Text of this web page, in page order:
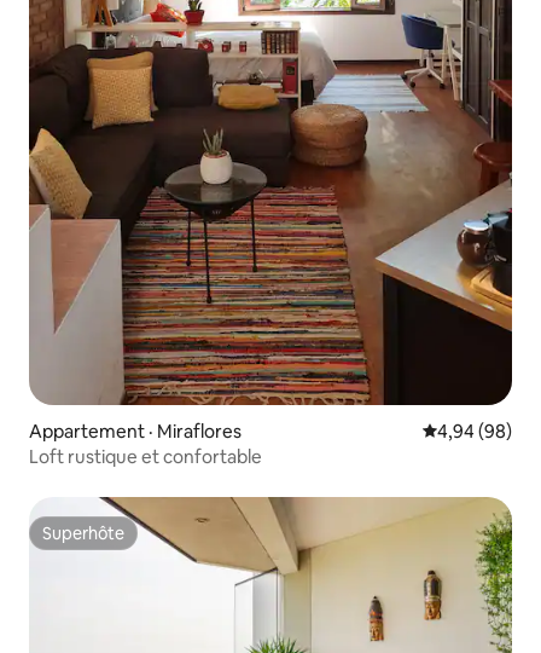
Appartement · Miraflores Note
4,94 (98)
Loft rustique et confortable
Superhôte
Superhôte